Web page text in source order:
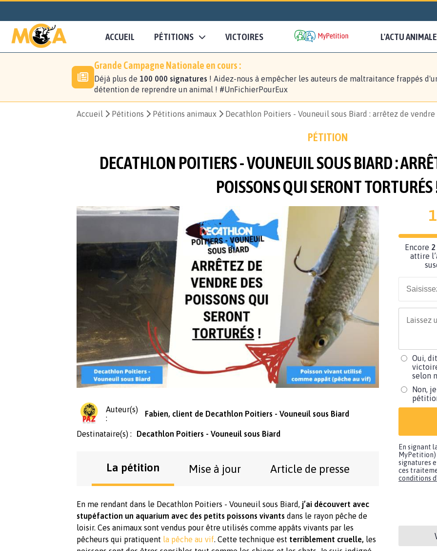
ACCUEIL PÉTITIONS VICTOIRES L'ACTU ANIMALE
Grande Campagne Nationale en cours :
Déjà plus de 100 000 signatures ! Aidez-nous à empêcher les auteurs de maltraitance frappés
détention de reprendre un animal ! #UnFichierPourEux
Accueil Pétitions Pétitions animaux Decathlon Poitiers - Vouneuil sous Biard : arrêtez de
PÉTITION
DECATHLON POITIERS - VOUNEUIL SOUS BIARD :
POISSONS QUI SERONT TORTURÉS
Auteur(s)
:
Fabien, client de Decathlon Poitiers - Vouneuil sous Biard
Destinataire(s) : Decathlon Poitiers - Vouneuil sous Biard
La pétition Mise à jour Article de presse
En me rendant dans le Decathlon Poitiers - Vouneuil sous Biard, j’ai découvert avec
stupéfaction un aquarium avec des petits poissons vivants dans le rayon pêche de
loisir. Ces animaux sont vendus pour être utilisés comme appâts vivants par les
pêcheurs qui pratiquent la pêche au vif. Cette technique est terriblement cruelle, les
Encore
attire
Oui,
selon
Non,
En signant
MyPetition)
signatures
ces
conditions